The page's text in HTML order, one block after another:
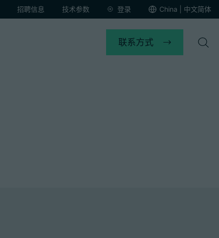
招聘信息 技术参数 登录 China | 中文简体
联系方式